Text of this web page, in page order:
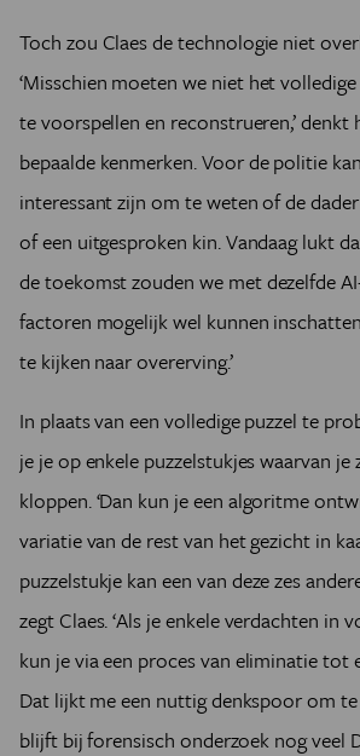
Toch zou Claes de technologie niet
‘Misschien moeten we niet het
te voorspellen en reconstrueren,’ denkt
bepaalde kenmerken. Voor de politie
interessant zijn om te weten of de
of een uitgesproken kin. Vandaag lukt
de toekomst zouden we met dezelfde
factoren mogelijk wel kunnen
te kijken naar overerving.’
In plaats van een volledige puzzel te
je je op enkele puzzelstukjes waarvan je
kloppen. ‘Dan kun je een algoritme
variatie van de rest van het gezicht in
puzzelstukje kan een van deze zes
zegt Claes. ‘Als je enkele verdachten in
kun je via een proces van eliminatie tot
Dat lijkt me een nuttig denkspoor om te
blijft bij forensisch onderzoek nog veel